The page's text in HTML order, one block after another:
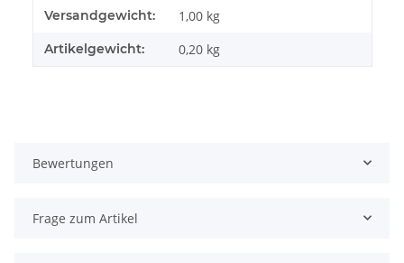
Produkteigenschaft
Wert
Versandgewicht: 1,00 kg
Artikelgewicht: 0,20 kg
Bewertungen
Frage zum Artikel